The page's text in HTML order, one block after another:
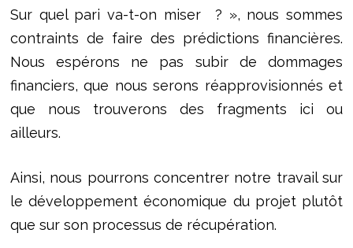
Sur quel pari va-t-on miser ? », nous sommes
contraints de faire des prédictions financières.
Nous espérons ne pas subir de dommages
financiers, que nous serons réapprovisionnés et
que nous trouverons des fragments ici ou
ailleurs.
Ainsi, nous pourrons concentrer notre travail sur
le développement économique du projet plutôt
que sur son processus de récupération.